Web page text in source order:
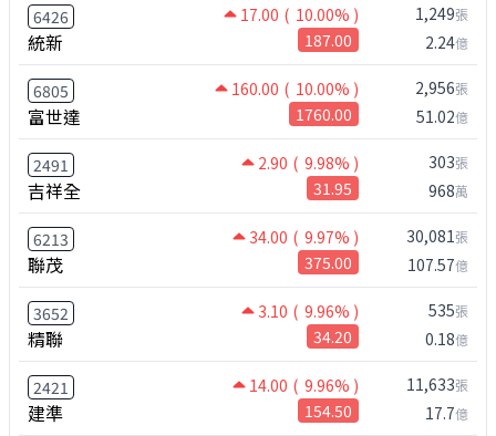
6426 17.00 ( 10.00% )
統新 187.00
1,249張
2.24億
6805 160.00 ( 10.00% )
富世達 1760.00
2,956張
51.02億
2491 2.90 ( 9.98% )
吉祥全 31.95
303張
968萬
6213 34.00 ( 9.97% )
聯茂 375.00
30,081張
107.57億
3652 3.10 ( 9.96% )
精聯 34.20
535張
0.18億
2421 14.00 ( 9.96% )
建準 154.50
11,633張
17.7億